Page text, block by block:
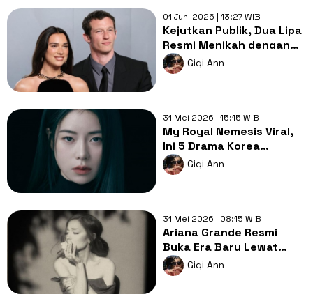
01 Juni 2026 | 13:27 WIB
Kejutkan Publik, Dua Lipa
Resmi Menikah dengan
Callum Turner
Gigi Ann
31 Mei 2026 | 15:15 WIB
My Royal Nemesis Viral,
Ini 5 Drama Korea
Terkenal dari Lim Ji-yeon!
Gigi Ann
31 Mei 2026 | 08:15 WIB
Ariana Grande Resmi
Buka Era Baru Lewat
Hate That I Made You
Love Me
Gigi Ann